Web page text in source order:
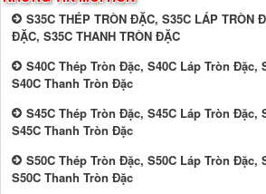
S35C THÉP TRÒN ĐẶC, S35C LÁP TRÒN
ĐẶC, S35C THANH TRÒN ĐẶC
S40C Thép Tròn Đặc, S40C Láp Tròn Đặc,
S40C Thanh Tròn Đặc
S45C Thép Tròn Đặc, S45C Láp Tròn Đặc,
S45C Thanh Tròn Đặc
S50C Thép Tròn Đặc, S50C Láp Tròn Đặc,
S50C Thanh Tròn Đặc